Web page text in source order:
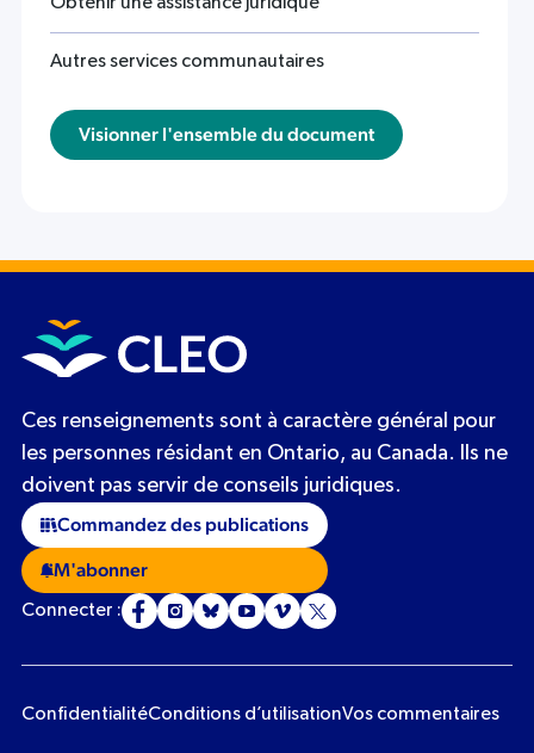
Autres services communautaires
Visionner l'ensemble du document
Ces renseignements sont à caractère général pour
les personnes résidant en Ontario, au Canada. Ils ne
doivent pas servir de conseils juridiques.
Commandez des publications
M'abonner
Connecter :
ConfidentialitéConditions d’utilisationVos commentaires